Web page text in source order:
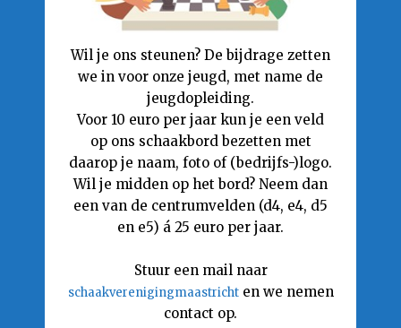
Wil je ons steunen? De bijdrage zetten
we in voor onze jeugd, met name de
jeugdopleiding.
Voor 10 euro per jaar kun je een veld
op ons schaakbord bezetten met
daarop je naam, foto of (bedrijfs-)logo.
Wil je midden op het bord? Neem dan
een van de centrumvelden (d4, e4, d5
en e5) á 25 euro per jaar.
Stuur een mail naar
schaakverenigingmaastrichten we nemen
contact op.